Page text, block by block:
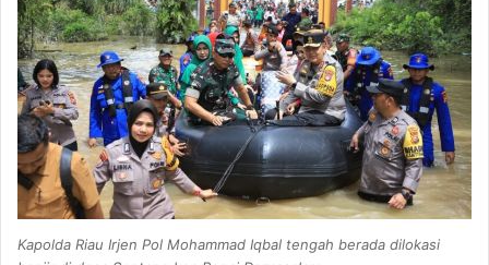
Kapolda Riau Irjen Pol Mohammad Iqbal tengah berada dilokasi